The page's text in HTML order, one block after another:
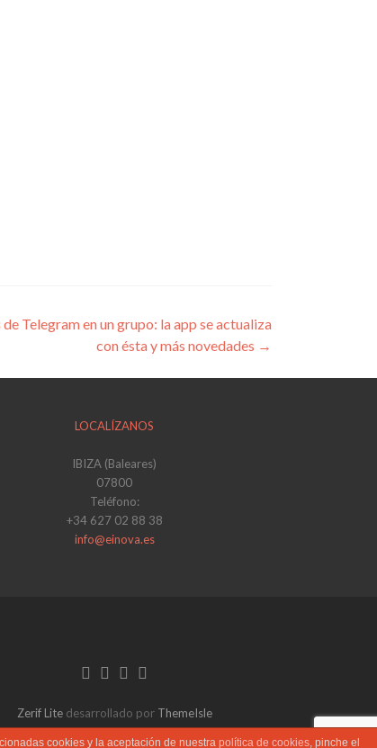
Telegram en un grupo: la app se actualiza
con ésta y más novedades →
LOCALÍZANOS
IBIZA (Baleares)
07800
Teléfono:
+34 627 02 88 38
info@einova.es
Enlace
Facebook
Enlace
Twitter
Enlace
Linkedin
Zerif Lite desarrollado por ThemeIsle
cookies y la aceptación de nuestra política de cookies, pinche el